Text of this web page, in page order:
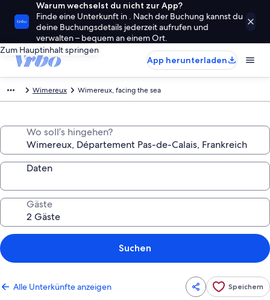
Warum wechselst du nicht zur App?
Finde eine Unterkunft in . Nach der Buchung kannst du
deine Buchungsdetails jederzeit aufrufen und
verwalten – bequem an einem Ort.
Zum Hauptinhalt springen
App herunterladen
Wimereux Wimereux, facing the sea
Wo soll’s hingehen?
Daten
Gäste
Suchen
Alle Unterkünfte anzeigen Speichern